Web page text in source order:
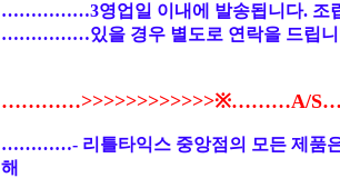
……………3영업일 이내에 발송됩니다. 조립
……………있을 경우 별도로 연락을 드립니
…………>>>>>>>>>>>>※………A/
…………- 리틀타익스 중앙점의 모든 제품은
해